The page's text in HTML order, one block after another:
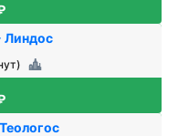
Линдос